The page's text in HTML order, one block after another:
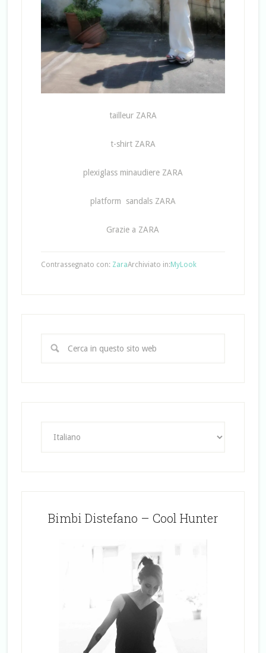
tailleur ZARA
t-shirt ZARA
plexiglass minaudiere ZARA
platform sandals ZARA
Grazie a ZARA
Archiviato in: MyLook
Contrassegnato con: Zara
Bimbi Distefano – Cool Hunter